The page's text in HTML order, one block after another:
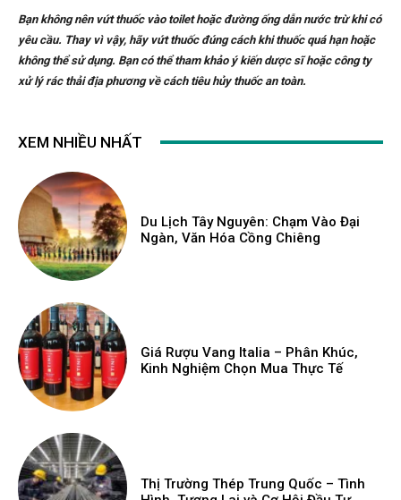
Bạn không nên vứt thuốc vào toilet hoặc đường ống dẫn nước trừ khi có
yêu cầu. Thay vì vậy, hãy vứt thuốc đúng cách khi thuốc quá hạn hoặc
không thể sử dụng. Bạn có thể tham khảo ý kiến dược sĩ hoặc công ty
xử lý rác thải địa phương về cách tiêu hủy thuốc an toàn.
XEM NHIỀU NHẤT
Du Lịch Tây Nguyên: Chạm Vào Đại
Ngàn, Văn Hóa Cồng Chiêng
Giá Rượu Vang Italia – Phân Khúc,
Kinh Nghiệm Chọn Mua Thực Tế
Thị Trường Thép Trung Quốc – Tình